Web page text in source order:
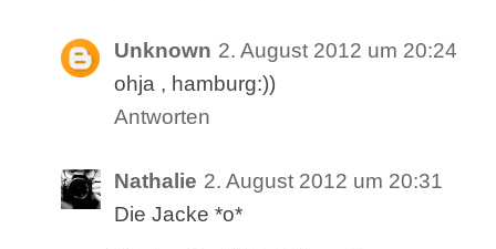
Unknown 2. August 2012 um 20:24
ohja , hamburg:))
Antworten
Nathalie 2. August 2012 um 20:31
Die Jacke *o*